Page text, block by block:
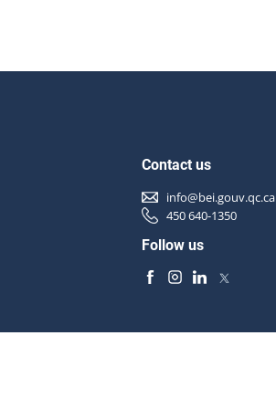
Contact us
info@bei.gouv.qc.ca
450 640-1350
Follow us